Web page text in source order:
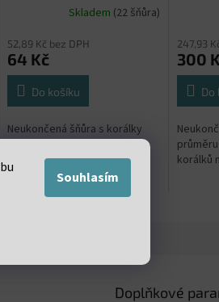
Souhlasím
Skladem (22 šňůra)
52,89 Kč bez DPH
64 Kč
Do košíku
Neukončená šňůra s korálky
3mm. cca 36 až 38 cm. Cena
uvedena za celou šňůru 36 až
38 cm
247,93
300
Do
korálků
Doplňkové